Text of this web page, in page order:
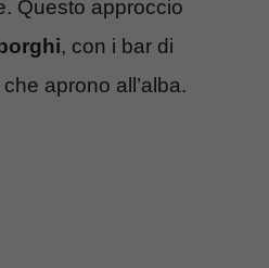
Questo approccio
, con i bar di
aprono all’alba.